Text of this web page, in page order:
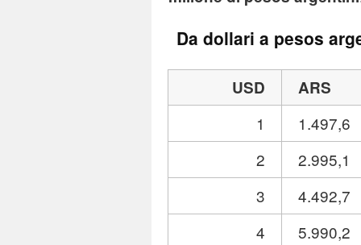
Da dollari a pesos
USD
ARS
1
1.497,6
2
2.995,1
3
4.492,7
4
5.990,2